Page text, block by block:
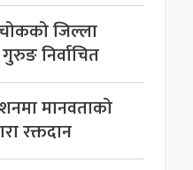
जिल्ला
निर्वाचित
मानवताको
रक्तदान